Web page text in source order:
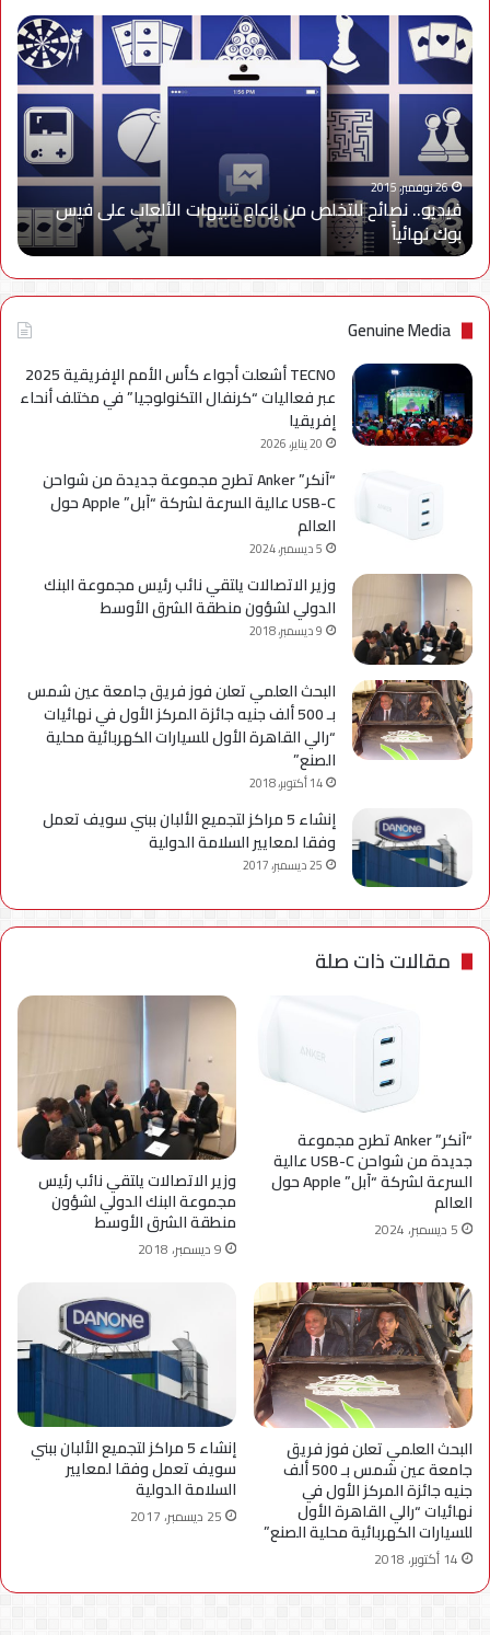
فيديو..
نصائح
للتخلص
من
إزعاج
تنبيهات
الألعاب
على
فيس
بوك
نهائياًَ
26 نوفمبر، 2015
فيديو.. نصائح للتخلص من إزعاج تنبيهات الألعاب على فيس
بوك نهائياًَ
Genuine Media
TECNO أشعلت أجواء كأس الأمم الإفريقية 2025
عبر فعاليات “كرنفال التكنولوجيا” في مختلف أنحاء
إفريقيا
20 يناير، 2026
“آنكر” Anker تطرح مجموعة جديدة من شواحن
USB-C عالية السرعة لشركة “آبل” Apple حول
العالم
5 ديسمبر، 2024
وزير الاتصالات يلتقي نائب رئيس مجموعة البنك
الدولي لشؤون منطقة الشرق الأوسط
9 ديسمبر، 2018
البحث العلمي تعلن فوز فريق جامعة عين شمس
بـ 500 ألف جنيه جائزة المركز الأول في نهائيات
“رالي القاهرة الأول للسيارات الكهربائية محلية
الصنع”
14 أكتوبر، 2018
إنشاء 5 مراكز لتجميع الألبان ببني سويف تعمل
وفقا لمعايير السلامة الدولية
25 ديسمبر، 2017
مقالات ذات صلة
“آنكر” Anker تطرح مجموعة
جديدة من شواحن USB-C عالية
السرعة لشركة “آبل” Apple حول
العالم
5 ديسمبر، 2024
وزير الاتصالات يلتقي نائب رئيس
مجموعة البنك الدولي لشؤون
منطقة الشرق الأوسط
9 ديسمبر، 2018
البحث العلمي تعلن فوز فريق
جامعة عين شمس بـ 500 ألف
جنيه جائزة المركز الأول في
نهائيات “رالي القاهرة الأول
للسيارات الكهربائية محلية الصنع”
14 أكتوبر، 2018
إنشاء 5 مراكز لتجميع الألبان ببني
سويف تعمل وفقا لمعايير
السلامة الدولية
25 ديسمبر، 2017